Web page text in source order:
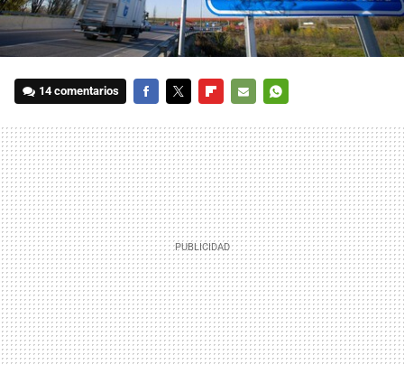
14 comentarios
MAIL